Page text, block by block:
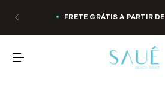
FRETE GRÁTIS A PARTIR DE